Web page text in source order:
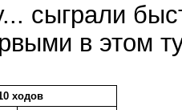
сыграли
в этом
ходов